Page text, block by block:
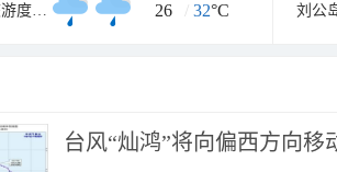
银滩滨海旅游度假区 26 / 32°C 刘公
台风“灿鸿”将向偏西方向移